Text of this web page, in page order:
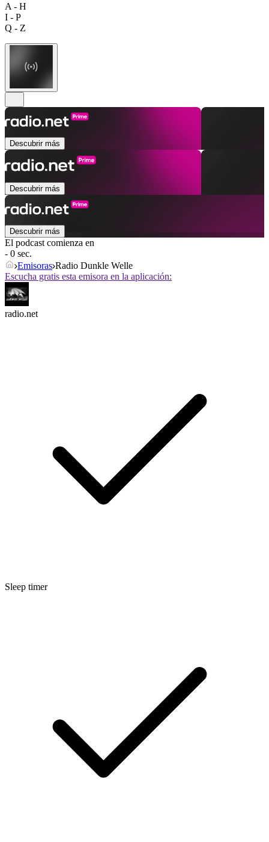
A - H
I - P
Q - Z
Descubrir más
Descubrir más
Descubrir más
El podcast comienza en
- 0 sec.
Emisoras Radio Dunkle Welle
Escucha gratis esta emisora en la aplicación:
radio.net
Sleep timer